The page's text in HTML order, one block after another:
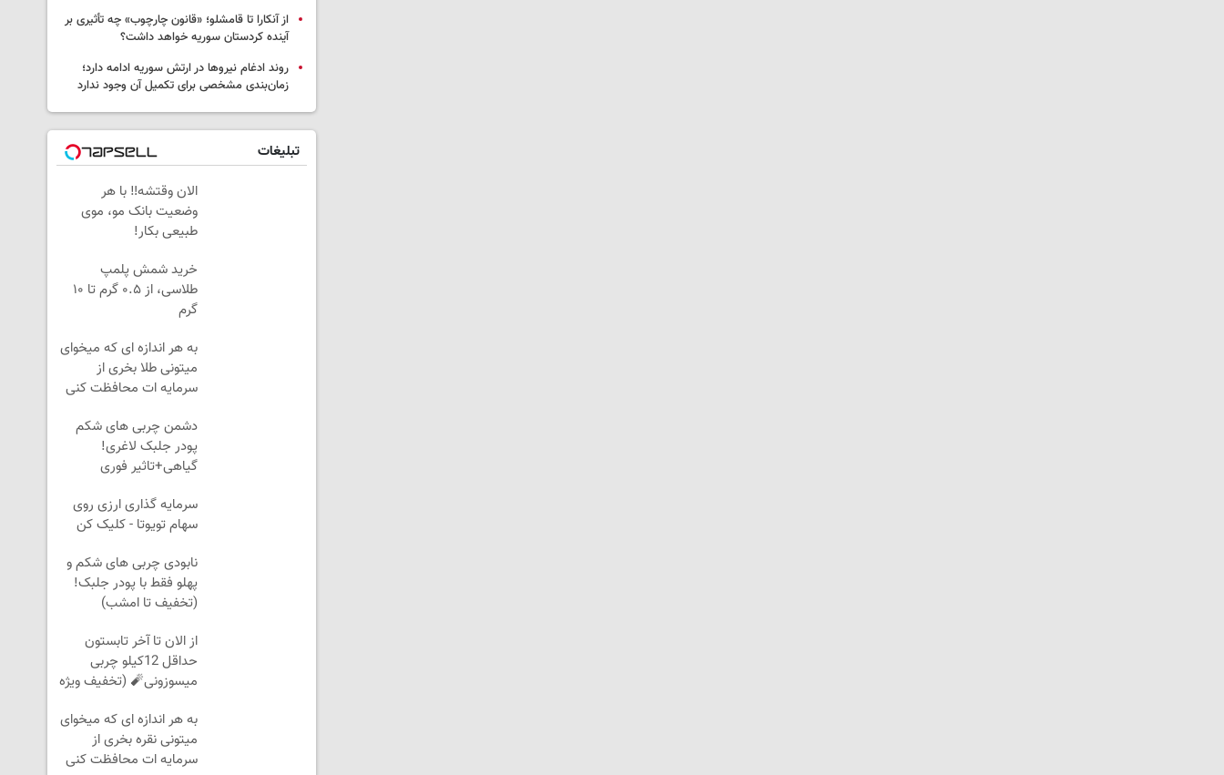
از آنکارا تا قامشلو؛ «قانون چارچوب» چه تأثیری بر
آینده کردستان سوریه خواهد داشت؟
روند ادغام نیروها در ارتش سوریه ادامه دارد؛
زمان‌بندی مشخصی برای تکمیل آن وجود ندارد
تبلیغات
الان وقتشه‼️ با هر
وضعیت بانک مو، موی
طبیعی بکار!
خرید شمش پلمپ
طلاسی، از ۰.۵ گرم تا ۱۰
گرم
به هر اندازه ای که میخوای
میتونی طلا بخری از
سرمایه ات محافظت کنی
دشمن چربی های شکم
پودر جلبک لاغری!
گیاهی+تاثیر فوری
سرمایه گذاری ارزی روی
سهام تویوتا - کلیک کن
نابودی چربی های شکم و
پهلو فقط با پودر جلبک!
(تخفیف تا امشب)
از الان تا آخر تابستون
حداقل 12کیلو چربی
میسوزونی🧨 (تخفیف ویژه
به هر اندازه ای که میخوای
میتونی نقره بخری از
سرمایه ات محافظت کنی